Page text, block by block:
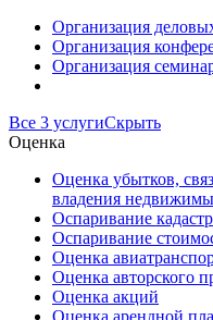
Организация
Организация
Организация
Все 3 услугиСкрыть
Оценка
Оценка убытков,
владения
Оспаривание
Оспаривание
Оценка
Оценка авторского
Оценка акций
Оценка арендной